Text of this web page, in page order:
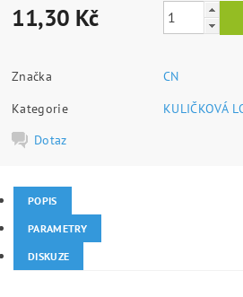
11,30 Kč
Značka
CN
Kategorie
KULIČKOVÁ
Dotaz
POPIS
PARAMETRY
DISKUZE